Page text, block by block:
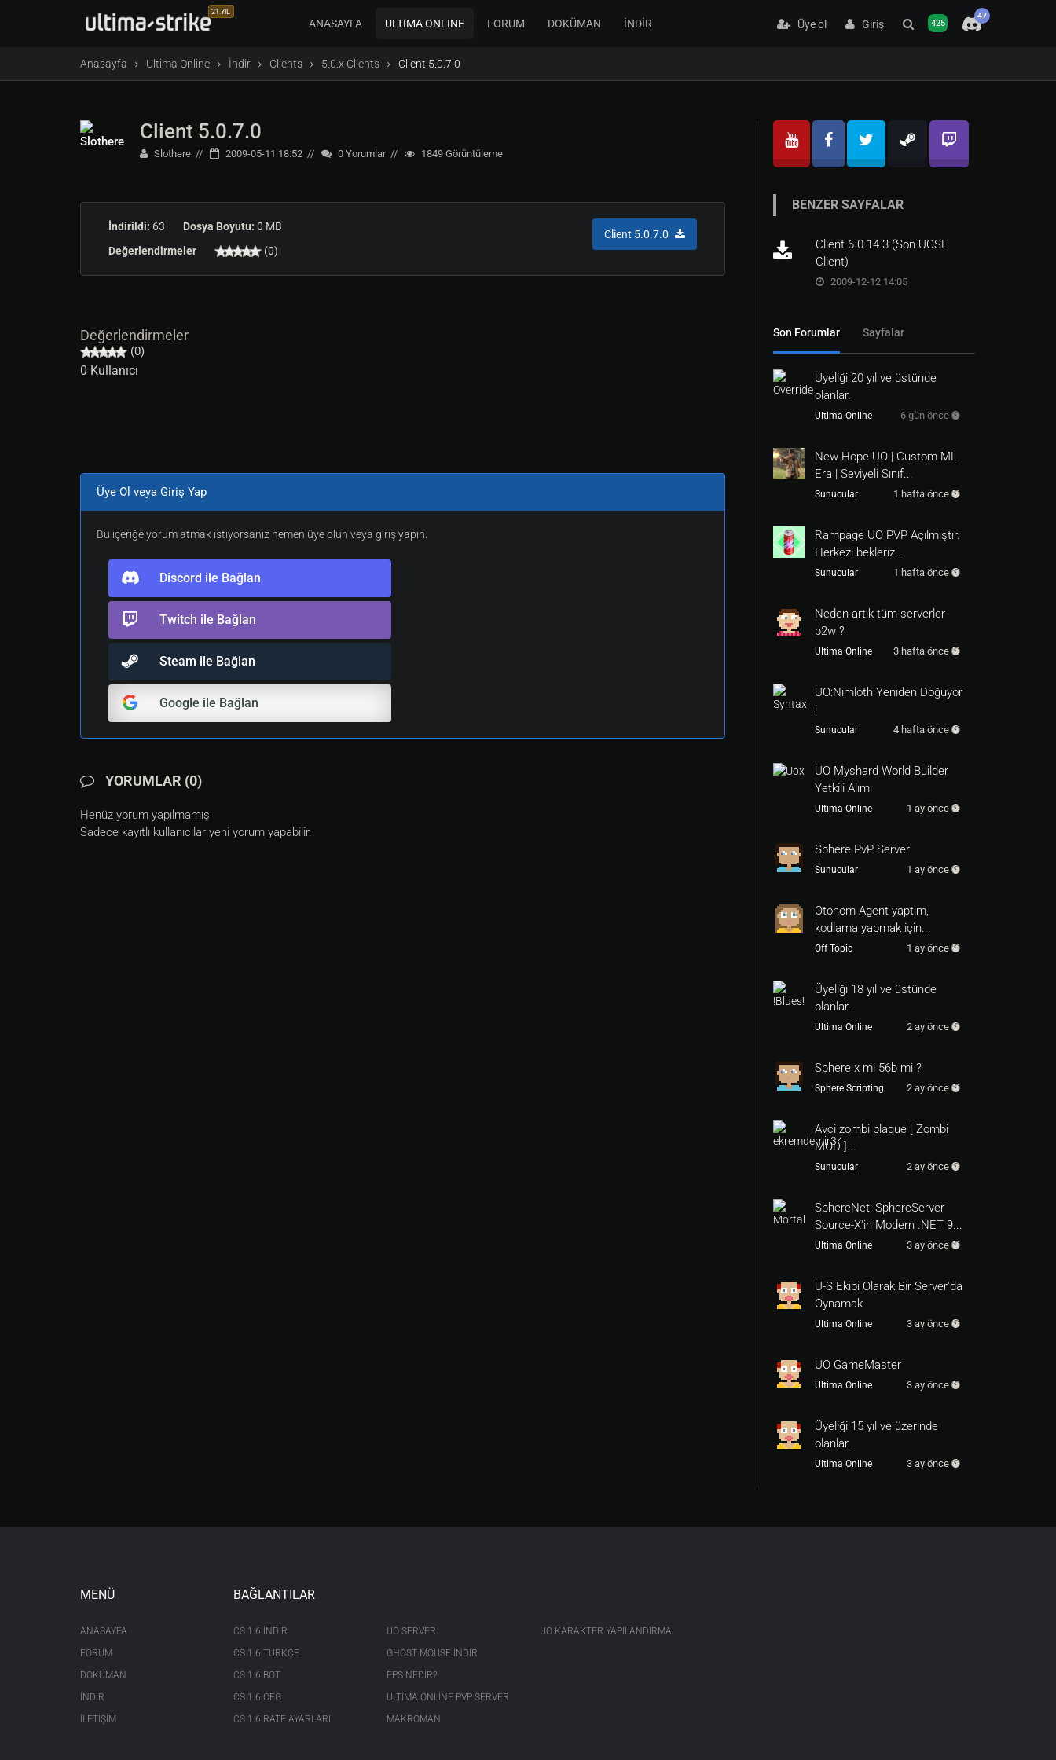
21.YIL
ANASAYFA ULTIMA ONLINE FORUM DOKÜMAN İNDİR Üye ol Giriş 425
47
Anasayfa Ultima Online İndir Clients 5.0.x Clients Client 5.0.7.0
Client 5.0.7.0
Slothere 2009-05-11 18:52 0 Yorumlar 1849 Görüntüleme
İndirildi: 63 Dosya Boyutu: 0 MB
Değerlendirmeler
(0)
Client 5.0.7.0
Değerlendirmeler
(0)
0 Kullanıcı
Üye Ol veya Giriş Yap
Bu içeriğe yorum atmak istiyorsanız hemen üye olun veya giriş yapın.
Discord ile Bağlan
Twitch ile Bağlan
Steam ile Bağlan
Google ile Bağlan
YORUMLAR (0)
Henüz yorum yapılmamış
Sadece kayıtlı kullanıcılar yeni yorum yapabilir.
BENZER SAYFALAR
Client 6.0.14.3 (Son UOSE
Client)
2009-12-12 14:05
Son Forumlar Sayfalar
Üyeliği 20 yıl ve üstünde
olanlar.
Ultima Online 6 gün önce
New Hope UO | Custom ML
Era | Seviyeli Sınıf...
Sunucular 1 hafta önce
Rampage UO PVP Açılmıştır.
Herkezi bekleriz..
Sunucular 1 hafta önce
Neden artık tüm serverler
p2w ?
Ultima Online 3 hafta önce
UO:Nimloth Yeniden Doğuyor
!
Sunucular 4 hafta önce
UO Myshard World Builder
Yetkili Alımı
Ultima Online 1 ay önce
Sphere PvP Server
Sunucular 1 ay önce
Otonom Agent yaptım,
kodlama yapmak için...
Off Topic 1 ay önce
Üyeliği 18 yıl ve üstünde
olanlar.
Ultima Online 2 ay önce
Sphere x mi 56b mi ?
Sphere Scripting 2 ay önce
Avci zombi plague [ Zombi
MOD ]...
Sunucular 2 ay önce
SphereNet: SphereServer
Source-X'in Modern .NET 9...
Ultima Online 3 ay önce
U-S Ekibi Olarak Bir Server'da
Oynamak
Ultima Online 3 ay önce
UO GameMaster
Ultima Online 3 ay önce
Üyeliği 15 yıl ve üzerinde
olanlar.
Ultima Online 3 ay önce
MENÜ
ANASAYFA
FORUM
DOKÜMAN
İNDİR
İLETİŞİM
BAĞLANTILAR
CS 1.6 INDIR
CS 1.6 TÜRKÇE
CS 1.6 BOT
CS 1.6 CFG
CS 1.6 RATE AYARLARI
UO SERVER
GHOST MOUSE INDIR
FPS NEDIR?
ULTIMA ONLINE PVP SERVER
MAKROMAN
UO KARAKTER YAPILANDIRMA